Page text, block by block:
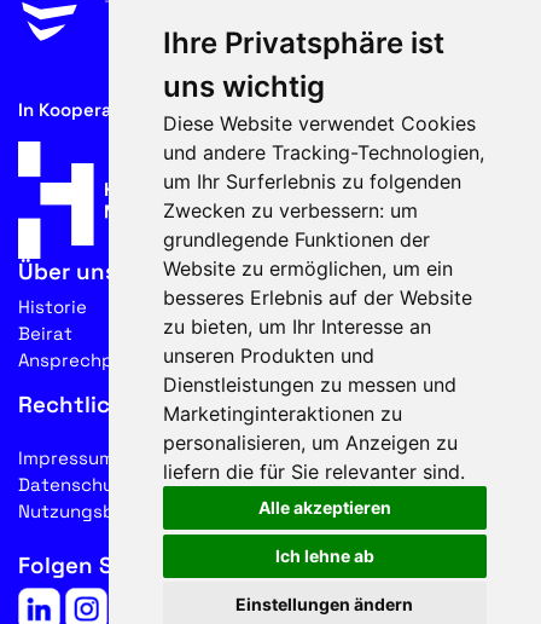
Ihre Privatsphäre ist
uns wichtig
Diese Website verwendet Cookies
und andere Tracking-Technologien,
um Ihr Surferlebnis zu folgenden
Zwecken zu verbessern: um
grundlegende Funktionen der
Website zu ermöglichen, um ein
besseres Erlebnis auf der Website
zu bieten, um Ihr Interesse an
unseren Produkten und
Dienstleistungen zu messen und
Marketinginteraktionen zu
personalisieren, um Anzeigen zu
liefern die für Sie relevanter sind.
Alle akzeptieren
Ich lehne ab
Einstellungen ändern
In Kooperation mit
Über uns
Historie
Beirat
Ansprechpartner
Rechtliches
Impressum
Datenschutz
Nutzungsbedingungen
Folgen Sie uns auf Social Media